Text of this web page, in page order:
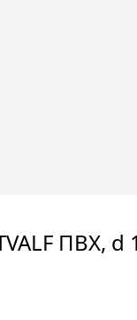
ПВХ, d